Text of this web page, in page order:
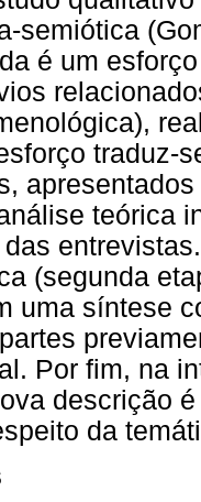
semiótica
é um
traduz-
teórica
(segunda
uma síntese
Por fim, na
descrição
da